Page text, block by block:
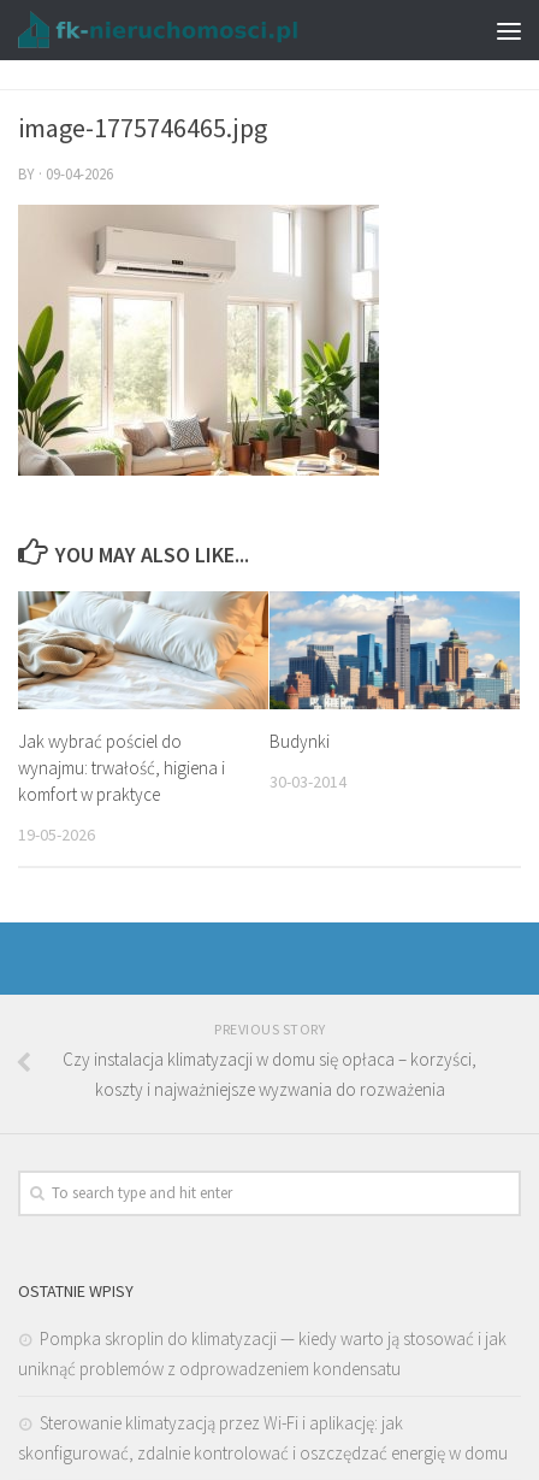
image-1775746465.jpg
BY · 09-04-2026
YOU MAY ALSO LIKE...
Jak wybrać pościel do
wynajmu: trwałość, higiena i
komfort w praktyce
19-05-2026
Budynki
30-03-2014
PREVIOUS STORY
Czy instalacja klimatyzacji w domu się opłaca – korzyści,
koszty i najważniejsze wyzwania do rozważenia
OSTATNIE WPISY
Pompka skroplin do klimatyzacji — kiedy warto ją stosować i jak
uniknąć problemów z odprowadzeniem kondensatu
Sterowanie klimatyzacją przez Wi-Fi i aplikację: jak
skonfigurować, zdalnie kontrolować i oszczędzać energię w domu